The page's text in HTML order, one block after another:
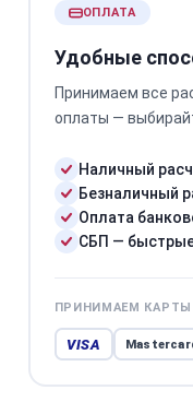
ОПЛАТА
Удобные
Принимаем все
оплаты —
Наличный
Безналичный
Оплата
СБП —
ПРИНИМАЕМ КАРТЫ
VISA